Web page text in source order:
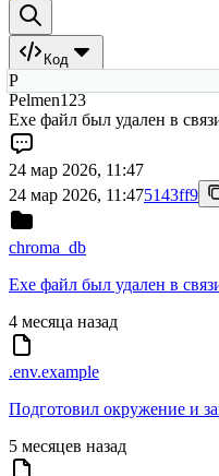
Код
P
Pelmen123
Exe файл был удален в
24 мар 2026, 11:47
24 мар 2026, 11:475143ff9
chroma_db
Exe файл был удален в
4 месяца назад
.env.example
Подготовил окружение и
5 месяцев назад